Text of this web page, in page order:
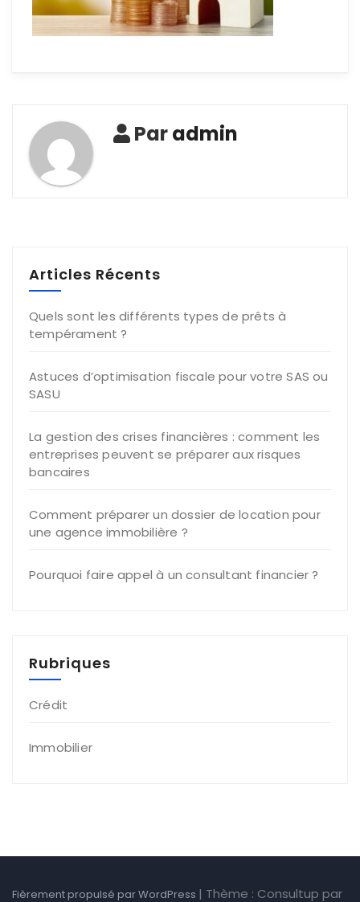
Paradmin
Articles Récents
Quels sont les différents types de prêts à
tempérament ?
Astuces d’optimisation fiscale pour votre SAS ou
SASU
La gestion des crises financières : comment les
entreprises peuvent se préparer aux risques
bancaires
Comment préparer un dossier de location pour
une agence immobilière ?
Pourquoi faire appel à un consultant financier ?
Rubriques
Crédit
Immobilier
Fièrement propulsé par WordPress | Thème : Consultup par